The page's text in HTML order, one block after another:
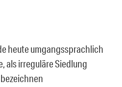
heute umgangssprachlich
als irreguläre Siedlung